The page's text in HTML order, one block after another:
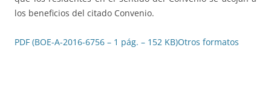
los beneficios del citado Convenio.
PDF (BOE-A-2016-6756 – 1 pág. – 152 KB)Otros formatos